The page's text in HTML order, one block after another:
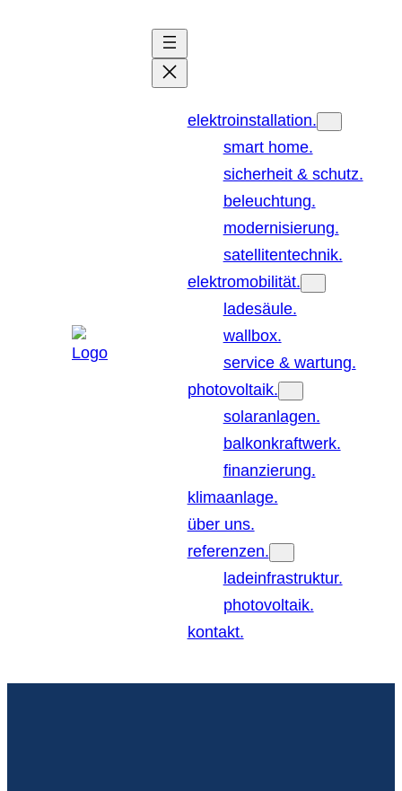
elektroinstallation.
smart home.
sicherheit & schutz.
beleuchtung.
modernisierung.
satellitentechnik.
elektromobilität.
ladesäule.
wallbox.
service & wartung.
photovoltaik.
solaranlagen.
balkonkraftwerk.
finanzierung.
klimaanlage.
über uns.
referenzen.
ladeinfrastruktur.
photovoltaik.
kontakt.